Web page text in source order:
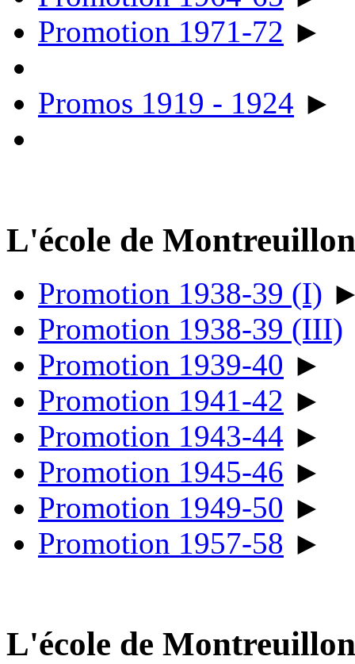
Promotion 1971-72 ►
Promos 1919 - 1924 ►
L'école de Montreuillon
Promotion 1938-39 (I)
Promotion 1938-39 (III)
Promotion 1939-40 ►
Promotion 1941-42 ►
Promotion 1943-44 ►
Promotion 1945-46 ►
Promotion 1949-50 ►
Promotion 1957-58 ►
L'école de Montreuillon